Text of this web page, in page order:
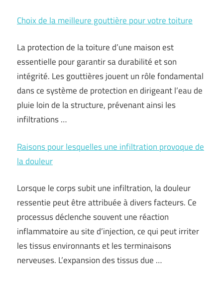
Choix de la meilleure gouttière pour votre toiture
La protection de la toiture d’une maison est
essentielle pour garantir sa durabilité et son
intégrité. Les gouttières jouent un rôle fondamental
dans ce système de protection en dirigeant l’eau de
pluie loin de la structure, prévenant ainsi les
infiltrations …
Raisons pour lesquelles une infiltration provoque de
la douleur
Lorsque le corps subit une infiltration, la douleur
ressentie peut être attribuée à divers facteurs. Ce
processus déclenche souvent une réaction
inflammatoire au site d’injection, ce qui peut irriter
les tissus environnants et les terminaisons
nerveuses. L’expansion des tissus due …